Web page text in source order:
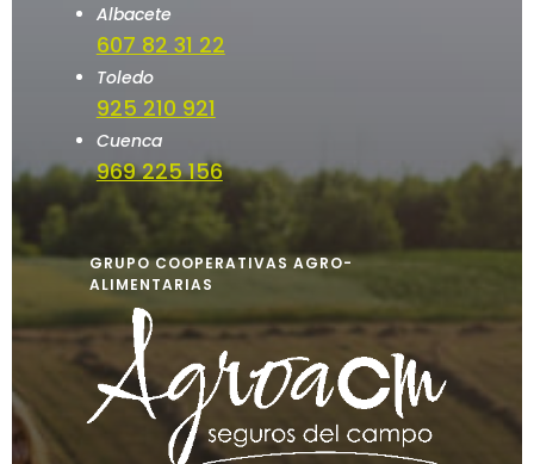
Albacete
607 82 31 22
Toledo
925 210 921
Cuenca
969 225 156
GRUPO COOPERATIVAS AGRO-
ALIMENTARIAS